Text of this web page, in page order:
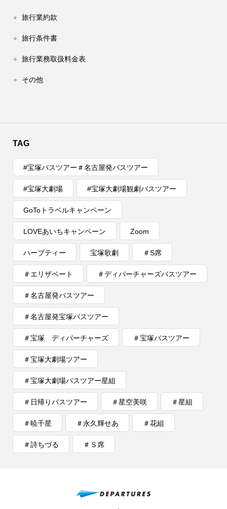
旅行業約款
旅行条件書
旅行業務取扱料金表
その他
TAG
#宝塚バスツアー＃名古屋発バスツアー
#宝塚大劇場 #宝塚大劇場観劇バスツアー
GoToトラベルキャンペーン
LOVEあいちキャンペーン Zoom
ハーブティー 宝塚歌劇 ＃S席
＃エリザベート ＃ディパーチャーズバスツアー
＃名古屋発バスツアー
＃名古屋発宝塚バスツアー
＃宝塚 ディパーチャーズ ＃宝塚バスツアー
＃宝塚大劇場ツアー
＃宝塚大劇場バスツアー星組
＃日帰りバスツアー ＃星空美咲 ＃星組
＃暁千星 ＃永久輝せあ ＃花組
＃詩ちづる ＃Ｓ席